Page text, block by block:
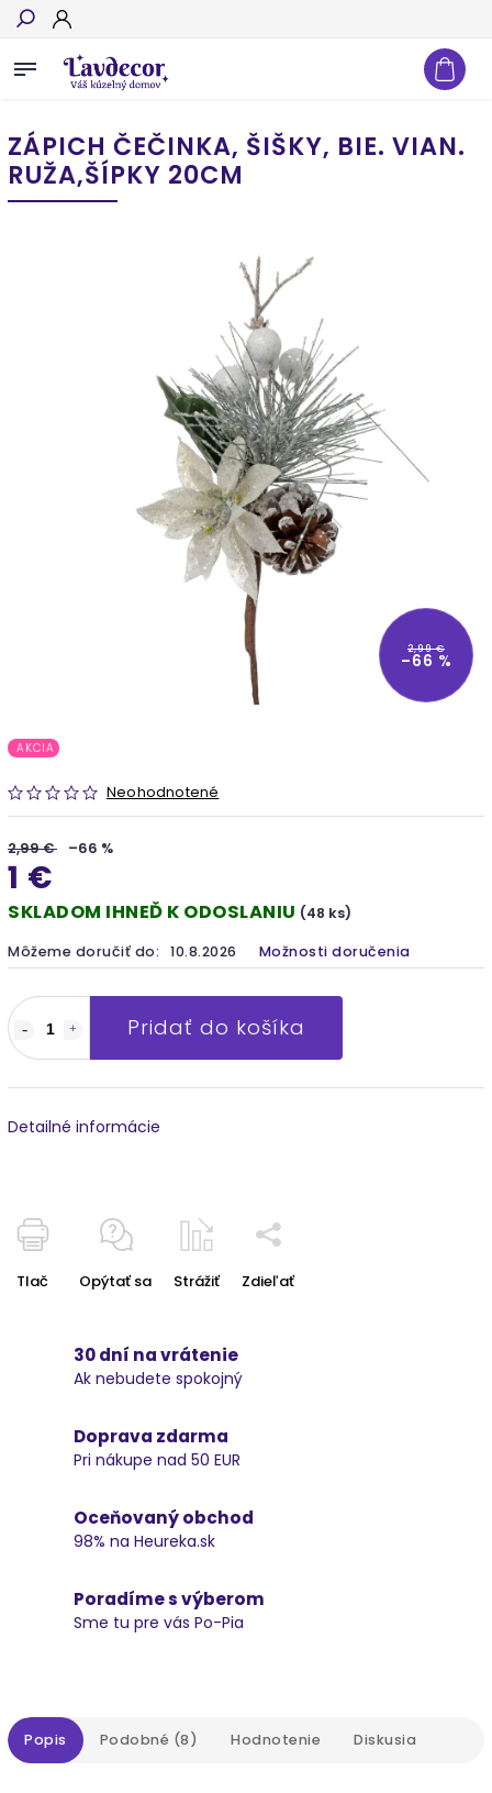
Hľadať
ZÁPICH ČEČINKA, ŠIŠKY, BIE. VIAN.
RUŽA,ŠÍPKY 20CM
2,99 €
–66 %
AKCIA
Neohodnotené
2,99 € –66 %
1 €
SKLADOM IHNEĎ K ODOSLANIU (48 ks)
Môžeme doručiť do: 10.8.2026 Možnosti doručenia
Pridať do košíka
Detailné informácie
Tlač Opýtať sa Strážiť Zdieľať
30 dní na vrátenie
Ak nebudete spokojný
Doprava zdarma
Pri nákupe nad 50 EUR
Oceňovaný obchod
98% na Heureka.sk
Poradíme s výberom
Sme tu pre vás Po-Pia
Popis Podobné (8) Hodnotenie Diskusia